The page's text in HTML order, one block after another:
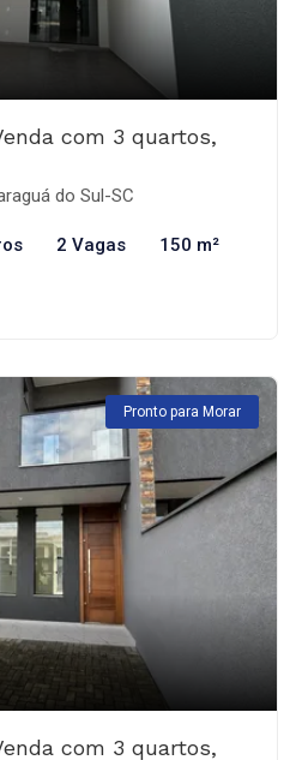
com 3 quartos,
do Sul-SC
2 Vagas 150 m²
Pronto para Morar
com 3 quartos,